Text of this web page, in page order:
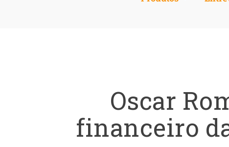
Oscar
financeiro